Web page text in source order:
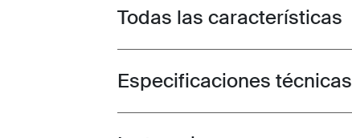
Toggle features
Todas las características
Toggle techspec
Especificaciones técnicas